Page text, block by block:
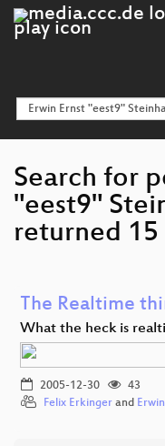
Search for
"eest9"
returned 15
The Realtime
What the heck is
2005-12-30
43
Felix Erkinger and